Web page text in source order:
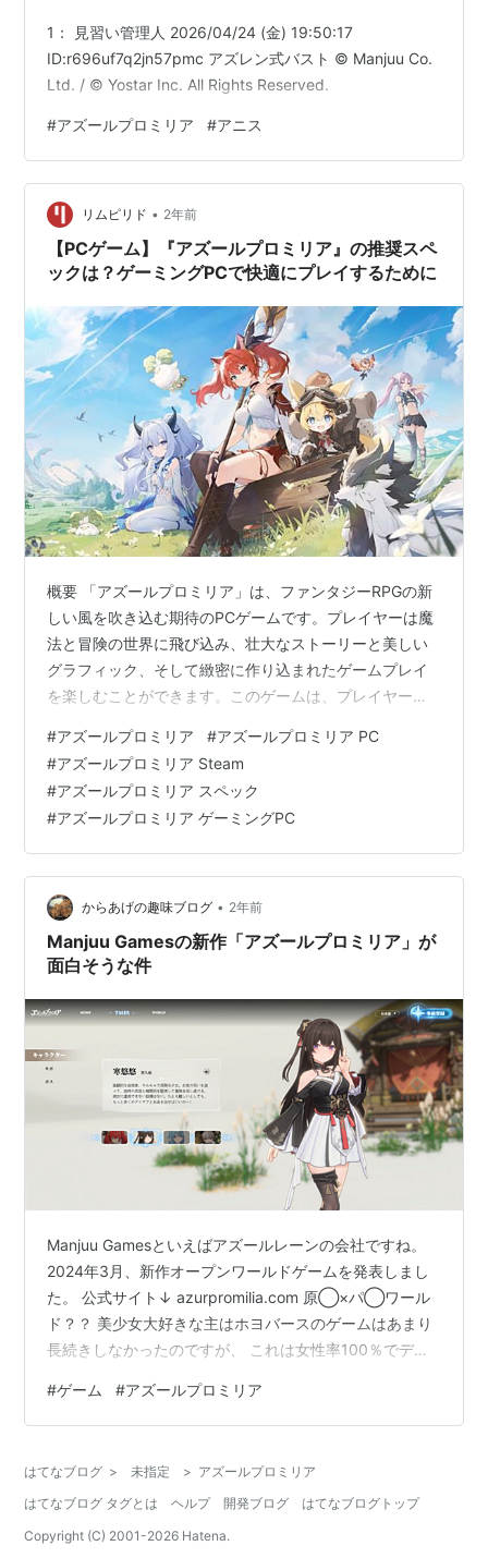
1： 見習い管理人 2026/04/24 (金) 19:50:17
ID:r696uf7q2jn57pmc アズレン式バスト © Manjuu Co.
Ltd. / © Yostar Inc. All Rights Reserved.
#アズールプロミリア #アニス
リムピリド • 2年前
【PCゲーム】『アズールプロミリア』の推奨スペ
ックは？ゲーミングPCで快適にプレイするために
概要 「アズールプロミリア」は、ファンタジーRPGの新
しい風を吹き込む期待のPCゲームです。プレイヤーは魔
法と冒険の世界に飛び込み、壮大なストーリーと美しい
グラフィック、そして緻密に作り込まれたゲームプレイ
を楽しむことができます。このゲームは、プレイヤーが
い、複雑なクエストを解決することを目的としていま
す。開発者は、プレイヤーがゲームの世界に没入できる
よう、細部にまでこだわったデザインとストーリーテリ
ングを提供しています。 ストーリー 「アズールプロミリ
ア」の物語は、古代の魔法と神秘に満ちた大陸を舞台に
展開されます。プレイヤーは、古代の力を持つ伝…
#アズールプロミリア #アズールプロミリア PC
#アズールプロミリア Steam
#アズールプロミリア スペック
#アズールプロミリア ゲーミングPC
からあげの趣味ブログ • 2年前
Manjuu Gamesの新作「アズールプロミリア」が
面白そうな件
Manjuu Gamesといえばアズールレーンの会社ですね。
2024年3月、新作オープンワールドゲームを発表しまし
た。 公式サイト↓ azurpromilia.com 原◯×パ◯ワール
ド？？ 美少女大好きな主はホヨバースのゲームはあまり
長続きしなかったのですが、 これは女性率100％でデュ
登録してきました。 個人的にはこの子が好み なんて読む
んだ...？？ リリース時期は未定なので気軽に待ちましょ
無、微課金向けの攻略になるかと。 果たして覇権となる
か...今後に期待 他に気になっているソ…
#ゲーム #アズールプロミリア
はてなブログ > 未指定 > アズールプロミリア
はてなブログ タグとは
ヘルプ 開発ブログ
はてなブログトップ
Copyright (C) 2001-2026 Hatena.